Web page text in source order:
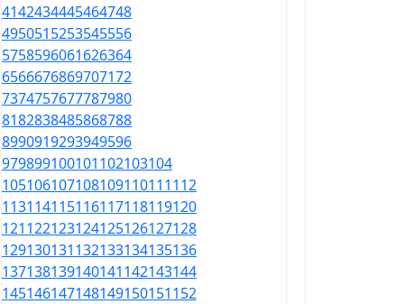
4142434445464748
4950515253545556
5758596061626364
6566676869707172
7374757677787980
8182838485868788
8990919293949596
979899100101102103104
105106107108109110111112
113114115116117118119120
121122123124125126127128
129130131132133134135136
137138139140141142143144
145146147148149150151152